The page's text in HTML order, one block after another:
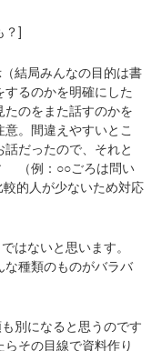
？]
結局みんなの目的は書
するのかを明確にした
たのをまた話すのかを
。間違えやすいとこ
話だったので、それと
（例：○○ごろは問い
的人が少ないため対応
はないと思います。
な種類のものがバラバ
別になると思うのです
その目線で資料作り